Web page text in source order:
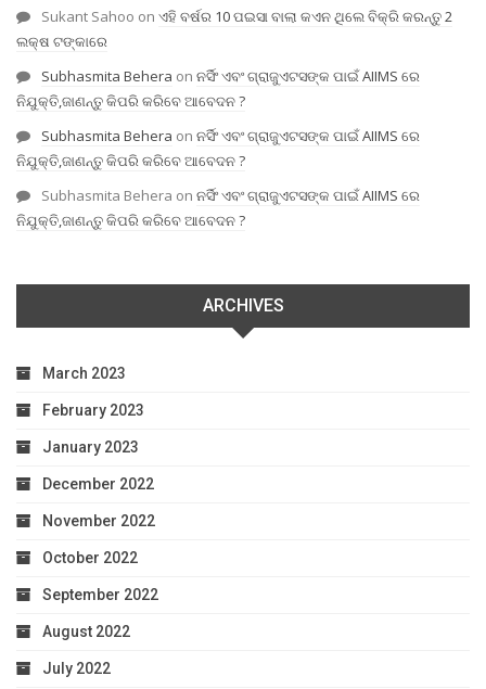
Sukant Sahoo on ଏହି ବର୍ଷର 10 ପଇସା ବାଲା କଏନ ଥିଲେ ବିକ୍ରି କରନ୍ତୁ 2
ଲକ୍ଷ ଟଙ୍କାରେ
Subhasmita Behera on ନର୍ସିଂ ଏବଂ ଗ୍ରାଜୁଏଟସଙ୍କ ପାଇଁ AIIMS ରେ
ନିଯୁକ୍ତି,ଜାଣନ୍ତୁ କିପରି କରିବେ ଆବେଦନ ?
Subhasmita Behera on ନର୍ସିଂ ଏବଂ ଗ୍ରାଜୁଏଟସଙ୍କ ପାଇଁ AIIMS ରେ
ନିଯୁକ୍ତି,ଜାଣନ୍ତୁ କିପରି କରିବେ ଆବେଦନ ?
Subhasmita Behera on ନର୍ସିଂ ଏବଂ ଗ୍ରାଜୁଏଟସଙ୍କ ପାଇଁ AIIMS ରେ
ନିଯୁକ୍ତି,ଜାଣନ୍ତୁ କିପରି କରିବେ ଆବେଦନ ?
ARCHIVES
March 2023
February 2023
January 2023
December 2022
November 2022
October 2022
September 2022
August 2022
July 2022